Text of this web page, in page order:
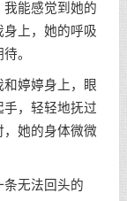
能感觉到她的
上，她的呼吸
。
婷婷身上，眼
，轻轻地抚过
她的身体微微
无法回头的